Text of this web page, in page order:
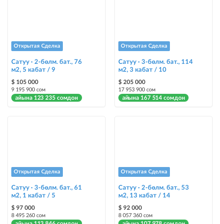
бөлүмүндө көрсөтүлөт
Чаптамалар
Опциялары бар жаркыраган стикерлер сиздин мүлкүңүздү
башкалардан өзгөчөлөнтүп, аны тезирээк сатууга жардам берет
Открытая Сделка
Сатуу · 2-бөлм. бат., 76
м2, 5 кабат / 9
$ 105 000
9 195 900 сом
айына 123 235 сомдон
Открытая Сделка
Сатуу · 3-бөлм. бат., 114
м2, 3 кабат / 10
$ 205 000
17 953 900 сом
айына 167 514 сомдон
Открытая Сделка
Сатуу · 3-бөлм. бат., 61
м2, 1 кабат / 5
$ 97 000
8 495 260 сом
Открытая Сделка
Сатуу · 2-бөлм. бат., 53
м2, 13 кабат / 14
$ 92 000
8 057 360 сом